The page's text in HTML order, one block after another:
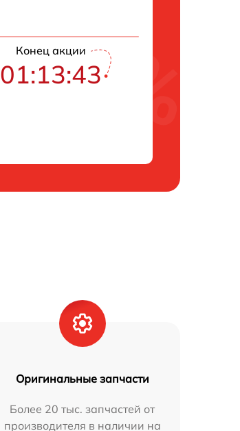
Конец акции
01:13:42
Оригинальные запчасти
Более 20 тыс. запчастей от
производителя в наличии на